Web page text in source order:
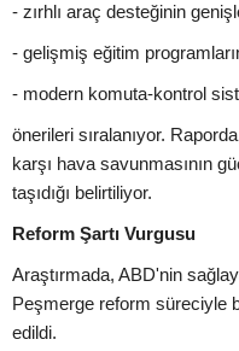
- zırhlı araç desteğinin
- gelişmiş eğitim
- modern komuta-kontrol
önerileri sıralanıyor.
karşı hava savunmasının
taşıdığı belirtiliyor.
Reform Şartı Vurgusu
Araştırmada, ABD'nin
Peşmerge reform süreciyle
edildi.